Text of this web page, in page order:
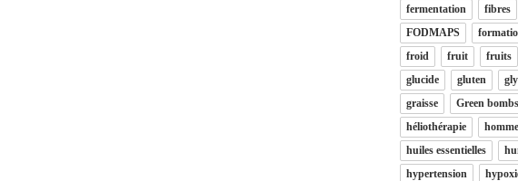
fermentation
fibres
FODMAPS
froid
fruit fruits
glucide
gluten
graisse
Green bombs
héliothérapie
homme
huiles essentielles
hypertension